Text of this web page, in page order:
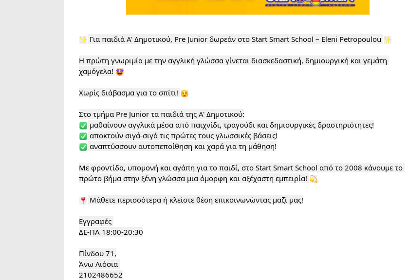
Για παιδιά Α' Δημοτικού, Pre Junior δωρεάν στο Start Smart School – Eleni Petropoulou
Η πρώτη γνωριμία με την αγγλική γλώσσα γίνεται διασκεδαστική, δημιουργική και γεμάτη
χαμόγελα!
Χωρίς διάβασμα για το σπίτι!
αναπτύσσουν αυτοπεποίθηση και χαρά για τη μάθηση!
Με φροντίδα, υπομονή και αγάπη για το παιδί, στο Start Smart School από το 2008 κάνουμε το
πρώτο βήμα στην ξένη γλώσσα μια όμορφη και αξέχαστη εμπειρία!
Μάθετε περισσότερα ή κλείστε θέση επικοινωνώντας μαζί μας!
Εγγραφές
ΔΕ-ΠΑ 18:00-20:30
Πίνδου 71,
Άνω Λιόσια
2102486652